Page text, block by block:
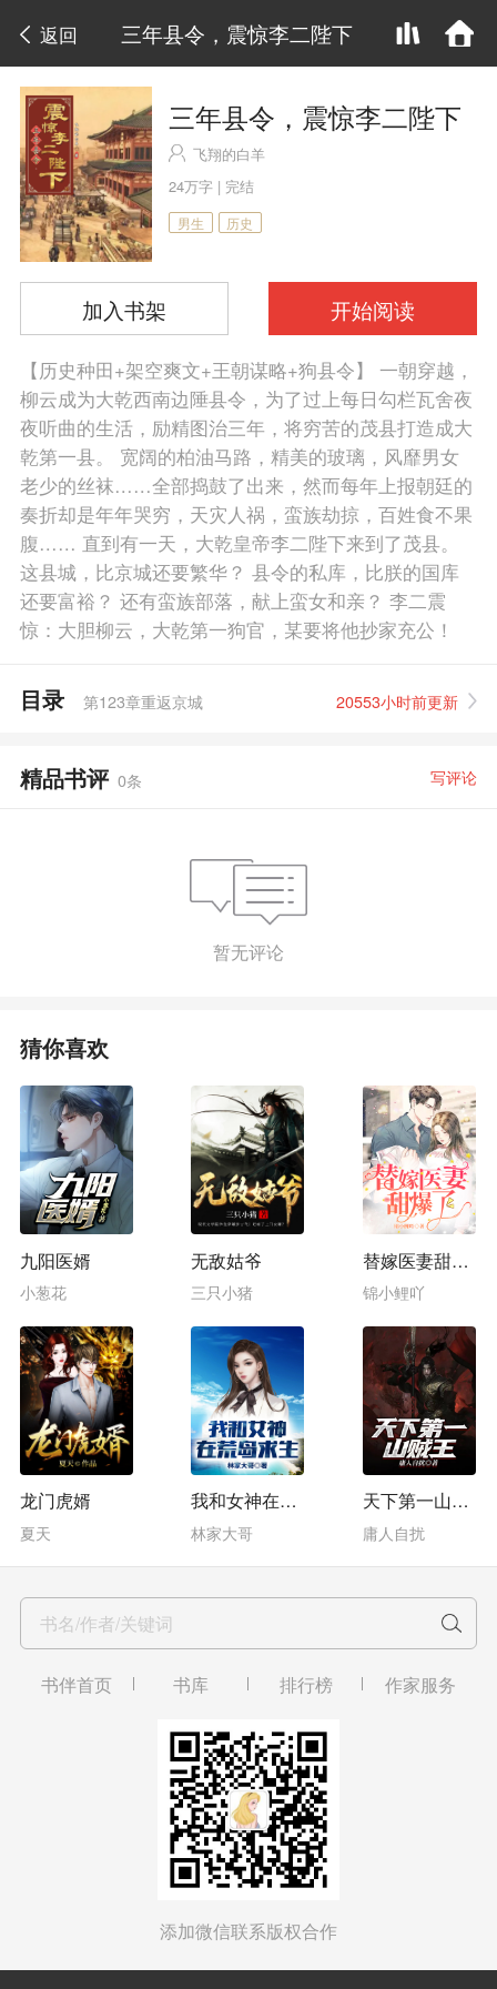
返回 三年县令，震惊李二陛下
三年县令，震惊李二陛下
飞翔的白羊
24万字 | 完结
男生 历史
加入书架 开始阅读
【历史种田+架空爽文+王朝谋略+狗县令】 一朝穿越，
柳云成为大乾西南边陲县令，为了过上每日勾栏瓦舍夜
夜听曲的生活，励精图治三年，将穷苦的茂县打造成大
乾第一县。 宽阔的柏油马路，精美的玻璃，风靡男女
老少的丝袜……全部捣鼓了出来，然而每年上报朝廷的
奏折却是年年哭穷，天灾人祸，蛮族劫掠，百姓食不果
腹…… 直到有一天，大乾皇帝李二陛下来到了茂县。
这县城，比京城还要繁华？ 县令的私库，比朕的国库
还要富裕？ 还有蛮族部落，献上蛮女和亲？ 李二震
惊：大胆柳云，大乾第一狗官，某要将他抄家充公！
目录 第123章重返京城 20553小时前更新
精品书评 0条 写评论
暂无评论
猜你喜欢
九阳医婿
小葱花
无敌姑爷
三只小猪
替嫁医妻甜爆了
锦小鲤吖
龙门虎婿
夏天
我和女神在荒岛求生
林家大哥
天下第一山贼王
庸人自扰
书名/作者/关键词
书伴首页 书库 排行榜 作家服务
添加微信联系版权合作